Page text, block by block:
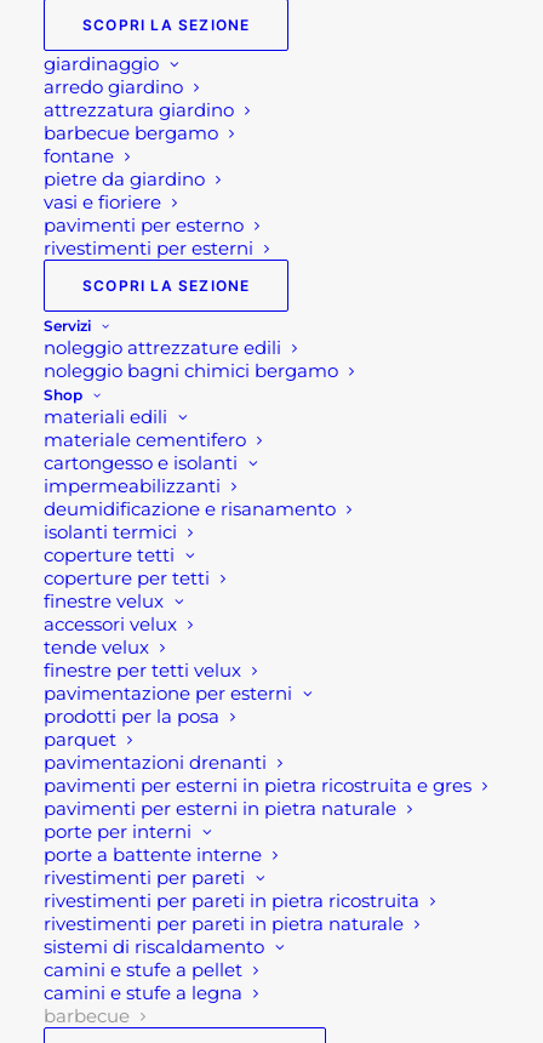
SCOPRI LA SEZIONE
giardinaggio
arredo giardino
attrezzatura giardino
barbecue bergamo
fontane
pietre da giardino
vasi e fioriere
pavimenti per esterno
rivestimenti per esterni
SCOPRI LA SEZIONE
Servizi
noleggio attrezzature edili
noleggio bagni chimici bergamo
Shop
materiali edili
materiale cementifero
cartongesso e isolanti
impermeabilizzanti
deumidificazione e risanamento
isolanti termici
coperture tetti
coperture per tetti
finestre velux
accessori velux
tende velux
finestre per tetti velux
pavimentazione per esterni
prodotti per la posa
parquet
pavimentazioni drenanti
pavimenti per esterni in pietra ricostruita e gres
pavimenti per esterni in pietra naturale
porte per interni
porte a battente interne
rivestimenti per pareti
rivestimenti per pareti in pietra ricostruita
rivestimenti per pareti in pietra naturale
sistemi di riscaldamento
camini e stufe a pellet
camini e stufe a legna
barbecue
BARBECUE A GAS PRIME
G3S GRLLR
749,00€
Barbecue a gas Prime
G3S GRLLR
Il barbecue a gas Prime G3S è il bbq di GRLLR
compatibile anche con le cucine da esterno
GRLLR CONNECT. Si tratta di un bbq a gas
progettato per i maestri della griglia, che vanta
caratteristiche di alto livello come bruciatori in
acciaio inossidabile ad alta potenza e un sistema
GrillFlow per grigliate impeccabili.
Caratteristiche tecniche:
Colore: Antracite
Dimensioni: 124x54x117,5 cm
Dimensioni zona cottura: 58 x 42 centimetri
Bruciatori: 3×4,0 kW
Fornello laterale: 1×3,2 kW
Tasso di calore totale: 15,2 kW
Peso: 45 chilogrammi
Adatto a Butano/propano/GPL
Illuminazione: push-turn integrato
Cappuccio coibentato per una conservazione